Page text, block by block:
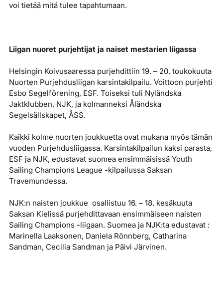
voi tietää mitä tulee tapahtumaan.
Liigan nuoret purjehtijat ja naiset mestarien liigassa
Helsingin Koivusaaressa purjehdittiin 19. – 20. toukokuuta
Nuorten Purjehdusliigan karsintakilpailu. Voittoon purjehti
Esbo Segelförening, ESF. Toiseksi tuli Nyländska
Jaktklubben, NJK, ja kolmanneksi Åländska
Segelsällskapet, ÅSS.
Kaikki kolme nuorten joukkuetta ovat mukana myös tämän
vuoden Purjehdusliigassa. Karsintakilpailun kaksi parasta,
ESF ja NJK, edustavat suomea ensimmäisissä Youth
Sailing Champions League -kilpailussa Saksan
Travemundessa.
NJK:n naisten joukkue osallistuu 16. – 18. kesäkuuta
Saksan Kielissä purjehdittavaan ensimmäiseen naisten
Sailing Champions -liigaan. Suomea ja NJK:ta edustavat :
Marinella Laaksonen, Daniela Rönnberg, Catharina
Sandman, Cecilia Sandman ja Päivi Järvinen.